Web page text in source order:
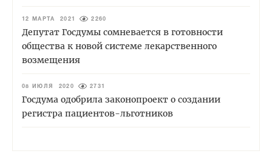
12 МАРТА 2021 2260
Депутат Госдумы сомневается в готовности
общества к новой системе лекарственного
возмещения
08 ИЮЛЯ 2020 2731
Госдума одобрила законопроект о создании
регистра пациентов-льготников